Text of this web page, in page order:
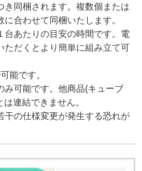
同梱されます。複数個または
合わせて同梱いたします。
あたりの目安の時間です。電
ただくとより簡単に組み立て可
能です。
可能です。他商品(キューブ
連結できません。
の仕様変更が発生する恐れが